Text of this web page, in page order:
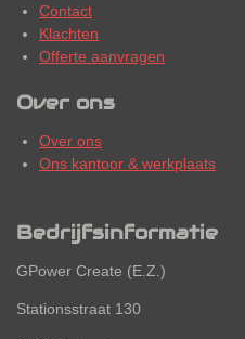
Contact
Klachten
Offerte aanvragen
Over ons
Over ons
Ons kantoor & werkplaats
Bedrijfsinformatie
GPower Create (E.Z.)
Stationsstraat 130